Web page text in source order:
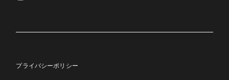
プライバシーポリシー